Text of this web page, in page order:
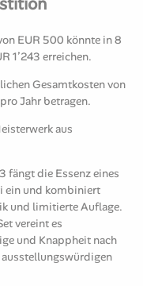
EUR 500 könnte in 8
1’243 erreichen.
Gesamtkosten von
Jahr betragen.
aus
fängt die Essenz eines
ein und kombiniert
und limitierte Auflage.
vereint es
und Knappheit nach